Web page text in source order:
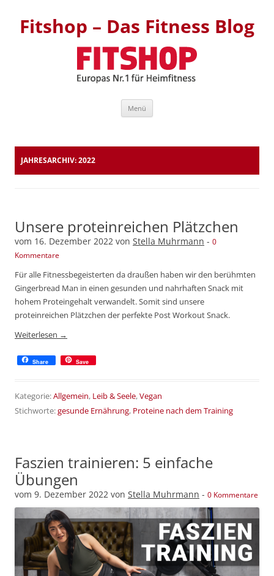
Fitshop – Das Fitness Blog
Menü
JAHRESARCHIV:2022
Unsere proteinreichen Plätzchen
vom 16. Dezember 2022 von Stella Muhrmann - 0
Kommentare
Für alle Fitnessbegeisterten da draußen haben wir den berühmten
Gingerbread Man in einen gesunden und nahrhaften Snack mit
hohem Proteingehalt verwandelt. Somit sind unsere
proteinreichen Plätzchen der perfekte Post Workout Snack.
Weiterlesen →
Share Save
Kategorie:Allgemein, Leib & Seele,Vegan
Stichworte:gesunde Ernährung, Proteine nach dem Training
Faszien trainieren: 5 einfache
Übungen
vom 9. Dezember 2022 von Stella Muhrmann - 0 Kommentare